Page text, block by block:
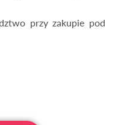
przy zakupie pod